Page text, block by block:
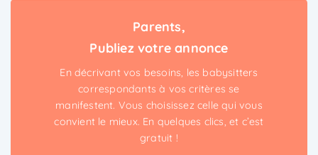
Parents,
Publiez votre annonce
En décrivant vos besoins, les babysitters
correspondants à vos critères se
manifestent. Vous choisissez celle qui vous
convient le mieux. En quelques clics, et c’est
gratuit !